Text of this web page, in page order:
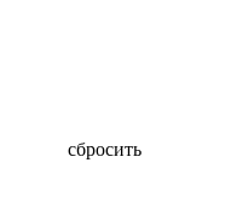
сбросить